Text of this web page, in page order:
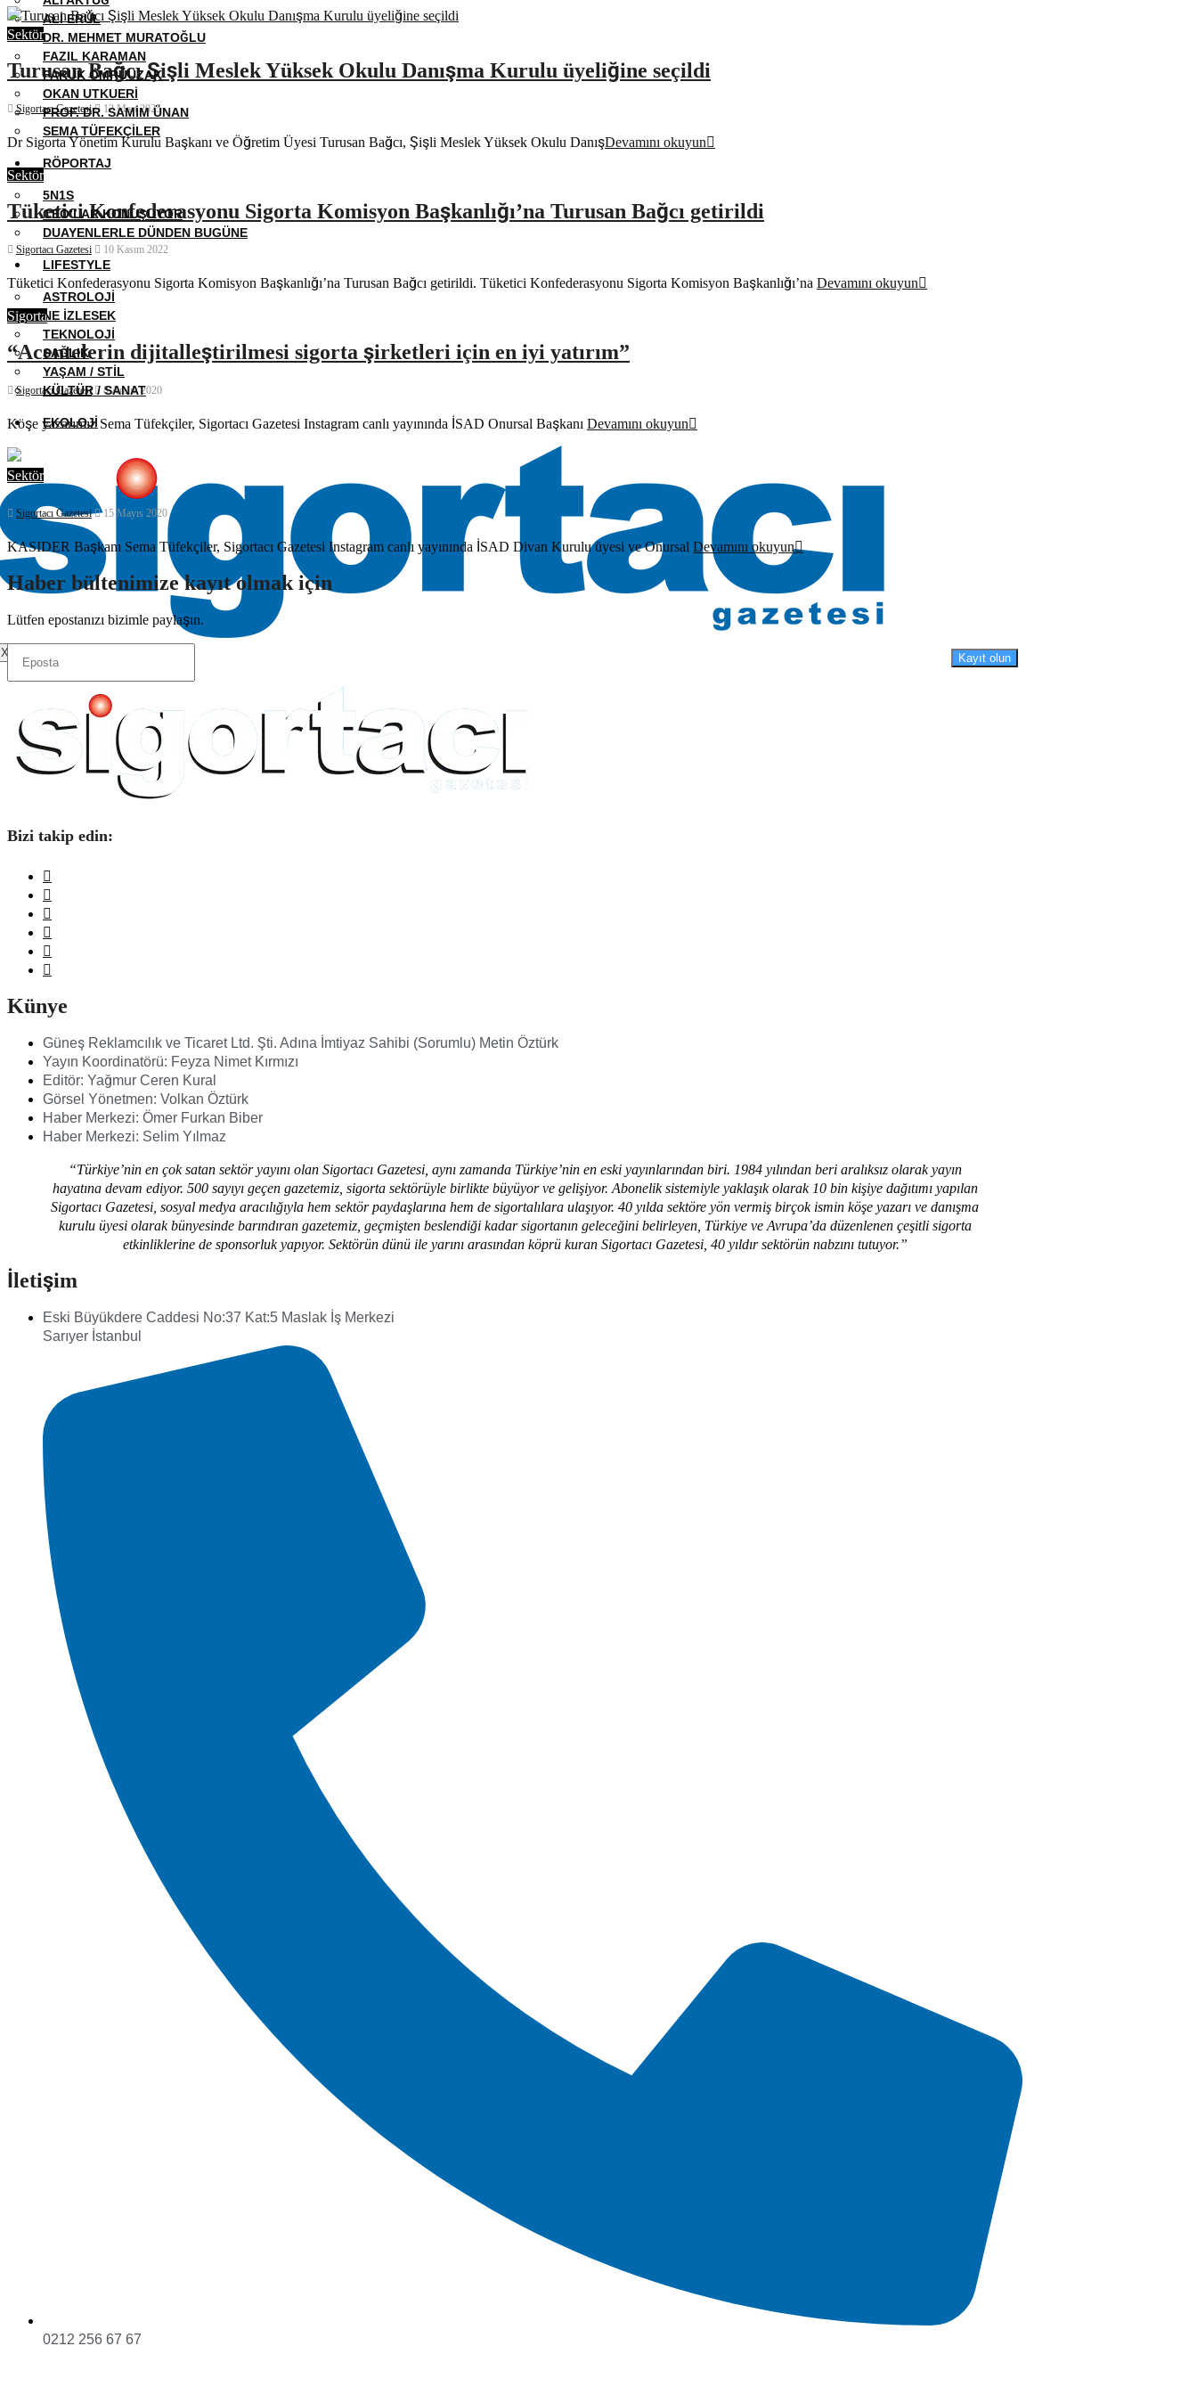
ALI ERÜL
DR. MEHMET MURATOĞLU
FAZIL KARAMAN
FARUK ÖMRÜUZAK
OKAN UTKUERI
PROF. DR. SAMIM ÜNAN
SEMA TÜFEKÇILER
RÖPORTAJ
5N1S
CEO’LAR KONUŞUYOR
DUAYENLERLE DÜNDEN BUGÜNE
LIFESTYLE
ASTROLOJI
NE İZLESEK
TEKNOLOJI
SAĞLIK
YAŞAM / STIL
KÜLTÜR / SANAT
EKOLOJI
X
Sektör
Turusan Bağcı Şişli Meslek Yüksek Okulu Danışma Kurulu üyeliğine seçildi
Sigortacı Gazetesi 12 Mart 2025
Dr Sigorta Yönetim Kurulu Başkanı ve Öğretim Üyesi Turusan Bağcı, Şişli Meslek Yüksek Okulu DanışDevamını okuyun
Sektör
Tüketici Konfederasyonu Sigorta Komisyon Başkanlığı’na Turusan Bağcı getirildi
Sigortacı Gazetesi 10 Kasım 2022
Tüketici Konfederasyonu Sigorta Komisyon Başkanlığı’na Turusan Bağcı getirildi. Tüketici Konfederasyonu Sigorta Komisyon Başkanlığı’na Devamını okuyun
Sigorta
“Acentelerin dijitalleştirilmesi sigorta şirketleri için en iyi yatırım”
Sigortacı Gazetesi 8 Aralık 2020
Köşe yazarımız Sema Tüfekçiler, Sigortacı Gazetesi Instagram canlı yayınında İSAD Onursal Başkanı Devamını okuyun
Sektör
Sigortacı Gazetesi 15 Mayıs 2020
KASIDER Başkanı Sema Tüfekçiler, Sigortacı Gazetesi Instagram canlı yayınında İSAD Divan Kurulu üyesi ve Onursal Devamını okuyun
Haber bültenimize kayıt olmak için
Lütfen epostanızı bizimle paylaşın.
Kayıt olun
Bizi takip edin:
Künye
Güneş Reklamcılık ve Ticaret Ltd. Şti. Adına İmtiyaz Sahibi (Sorumlu) Metin Öztürk
Yayın Koordinatörü: Feyza Nimet Kırmızı
Editör: Yağmur Ceren Kural
Görsel Yönetmen: Volkan Öztürk
Haber Merkezi: Ömer Furkan Biber
Haber Merkezi: Selim Yılmaz
“Türkiye’nin en çok satan sektör yayını olan Sigortacı Gazetesi, aynı zamanda Türkiye’nin en eski yayınlarından biri. 1984 yılından beri aralıksız olarak yayın
hayatına devam ediyor. 500 sayıyı geçen gazetemiz, sigorta sektörüyle birlikte büyüyor ve gelişiyor. Abonelik sistemiyle yaklaşık olarak 10 bin kişiye dağıtımı yapılan
Sigortacı Gazetesi, sosyal medya aracılığıyla hem sektör paydaşlarına hem de sigortalılara ulaşıyor. 40 yılda sektöre yön vermiş birçok ismin köşe yazarı ve danışma
kurulu üyesi olarak bünyesinde barındıran gazetemiz, geçmişten beslendiği kadar sigortanın geleceğini belirleyen, Türkiye ve Avrupa’da düzenlenen çeşitli sigorta
etkinliklerine de sponsorluk yapıyor. Sektörün dünü ile yarını arasından köprü kuran Sigortacı Gazetesi, 40 yıldır sektörün nabzını tutuyor.”
İletişim
Eski Büyükdere Caddesi No:37 Kat:5 Maslak İş Merkezi
Sarıyer İstanbul
0212 256 67 67